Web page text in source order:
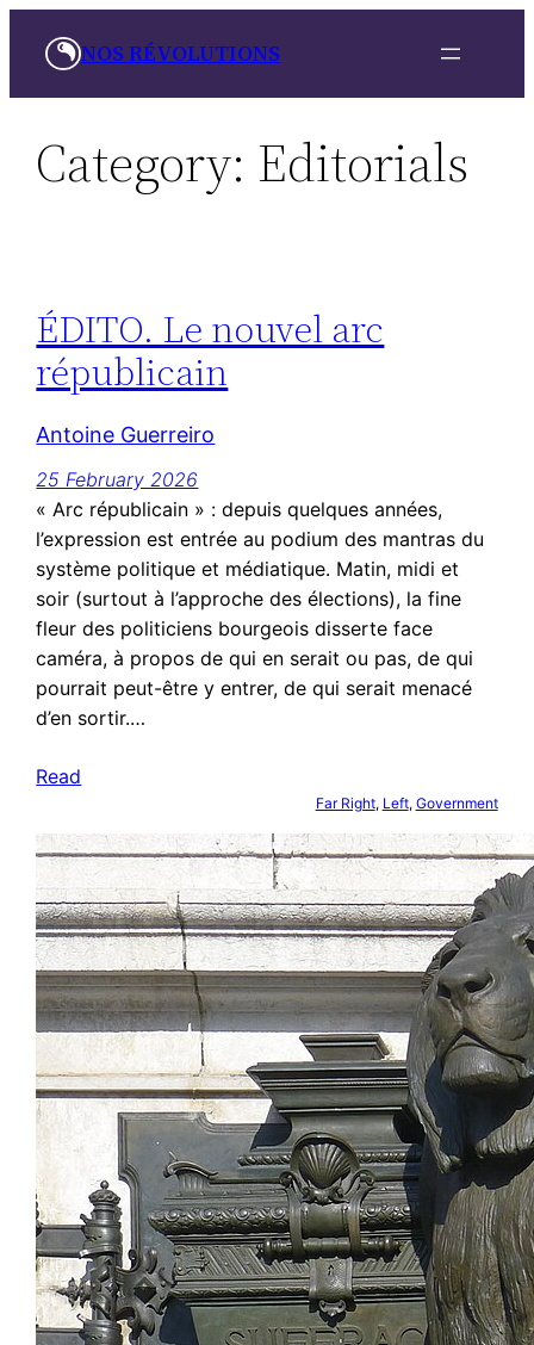
NOS RÉVOLUTIONS
Category: Editorials
ÉDITO. Le nouvel arc
républicain
Antoine Guerreiro
25 February 2026
« Arc républicain » : depuis quelques années,
l’expression est entrée au podium des mantras du
système politique et médiatique. Matin, midi et
soir (surtout à l’approche des élections), la fine
fleur des politiciens bourgeois disserte face
caméra, à propos de qui en serait ou pas, de qui
pourrait peut-être y entrer, de qui serait menacé
d’en sortir.…
Read
Far Right, Left, Government